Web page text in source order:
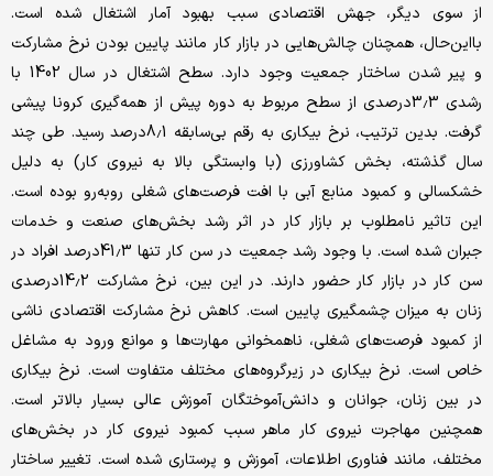
از سوی دیگر، جهش اقتصادی سبب بهبود آمار اشتغال شده است.
با‌این‌حال، همچنان چالش‌هایی در بازار کار مانند پایین بودن نرخ مشارکت
و پیر شدن ساختار جمعیت وجود دارد. سطح اشتغال در سال 1402 با
رشدی 3.3درصدی از سطح مربوط به دوره پیش از همه‌گیری کرونا پیشی
گرفت. بدین ترتیب، نرخ بیکاری به رقم بی‌سابقه 8.1درصد رسید. طی چند
سال گذشته، بخش کشاورزی (با وابستگی بالا به نیروی کار) به دلیل
خشکسالی و کمبود منابع آبی با افت فرصت‌های شغلی روبه‌رو بوده است.
این تاثیر نامطلوب بر بازار کار در اثر رشد بخش‌های صنعت و خدمات
جبران شده است. با وجود رشد جمعیت در سن کار تنها 41.3درصد افراد در
سن کار در بازار کار حضور دارند. در این بین، نرخ مشارکت 14.2درصدی
زنان به میزان چشمگیری پایین است. کاهش نرخ مشارکت اقتصادی ناشی
از کمبود فرصت‌های شغلی، ناهمخوانی مهارت‌ها و موانع ورود به مشاغل
خاص است. نرخ بیکاری در زیرگروه‌های مختلف متفاوت است. نرخ بیکاری
در بین زنان، جوانان و دانش‌آموختگان آموزش عالی بسیار بالاتر است.
همچنین مهاجرت نیروی کار ماهر سبب کمبود نیروی کار در بخش‌های
مختلف، مانند فناوری اطلاعات، آموزش و پرستاری شده است. تغییر ساختار